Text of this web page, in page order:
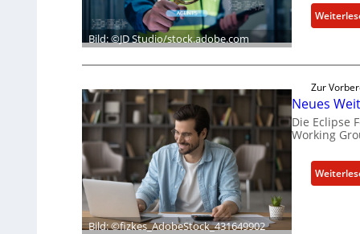
Bild: ©JD Studio/stock.adobe.com
Bild: ©fizkes_AdobeStock_431649902
Zur
Neues
Die Eclipse
Working